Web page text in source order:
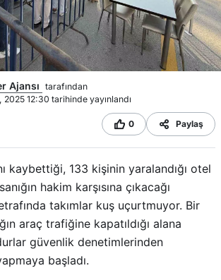
Ajansı tarafından
2025 12:30 tarihinde yayınlandı
0 Paylaş
kaybettiği, 133 kişinin yaralandığı otel
hakim karşısına çıkacağı
takımlar kuş uçurtmuyor. Bir
araç trafiğine kapatıldığı alana
güvenlik denetimlerinden
başladı.